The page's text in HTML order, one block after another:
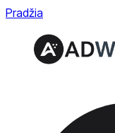
Pradžia